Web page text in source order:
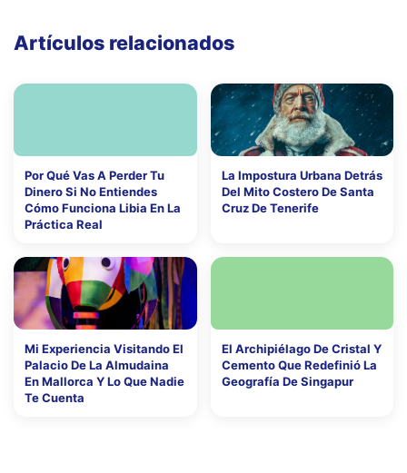
Artículos relacionados
Por Qué Vas A Perder Tu
Dinero Si No Entiendes
Cómo Funciona Libia En La
Práctica Real
La Impostura Urbana Detrás
Del Mito Costero De Santa
Cruz De Tenerife
Mi Experiencia Visitando El
Palacio De La Almudaina
En Mallorca Y Lo Que Nadie
Te Cuenta
El Archipiélago De Cristal Y
Cemento Que Redefinió La
Geografía De Singapur